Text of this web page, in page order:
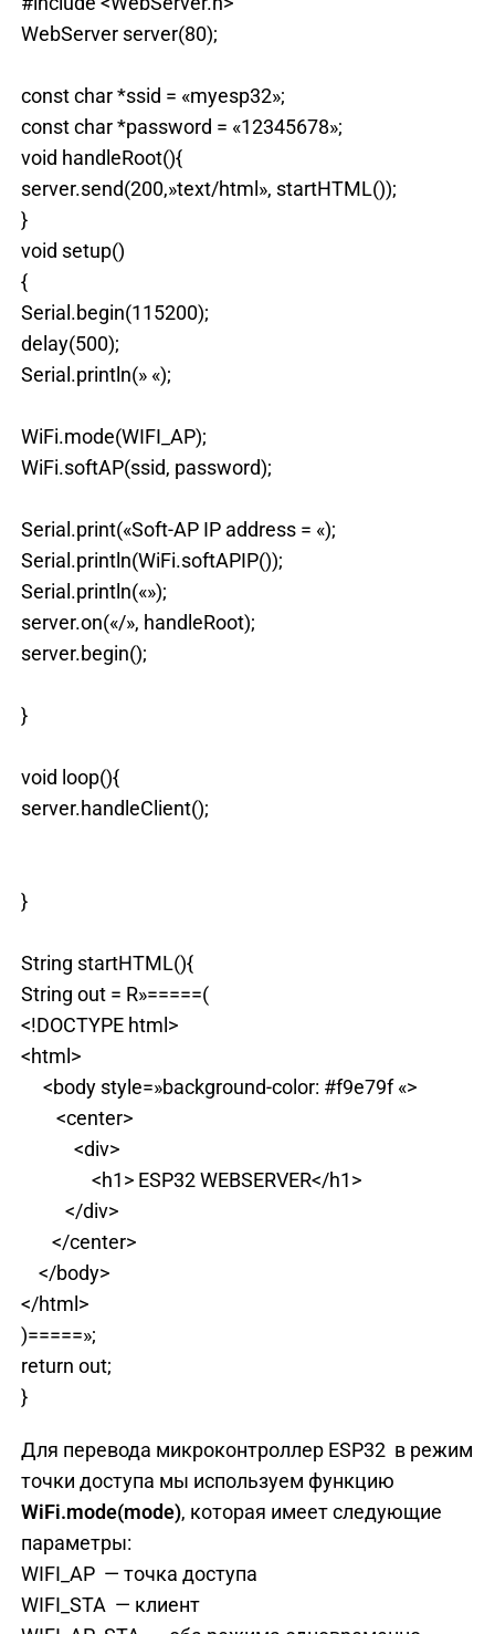
WebServer server(80);
const char *ssid = «myesp32»;
const char *password = «12345678»;
void handleRoot(){
server.send(200,»text/html», startHTML());
}
void setup()
{
Serial.begin(115200);
delay(500);
Serial.println(» «);
WiFi.mode(WIFI_AP);
WiFi.softAP(ssid, password);
Serial.print(«Soft-AP IP address = «);
Serial.println(WiFi.softAPIP());
Serial.println(«»);
server.on(«/», handleRoot);
server.begin();
}
void loop(){
server.handleClient();
}
String startHTML(){
String out = R»=====(
<!DOCTYPE html>
<html>
<body style=»background-color: #f9e79f «>
<center>
<div>
<h1> ESP32 WEBSERVER</h1>
</div>
</center>
</body>
</html>
)=====»;
return out;
}
Для перевода микроконтроллер ESP32 в режим
точки доступа мы используем функцию
WiFi.mode(mоde), которая имеет следующие
параметры:
WIFI_AP— точка доступа
WIFI_STA — клиент